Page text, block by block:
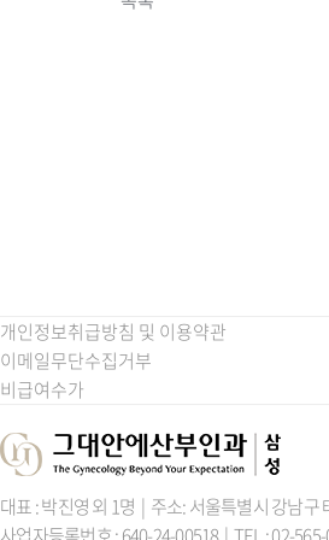
개인정보취급방침 및 이용약관
이메일무단수집거부
비급여수가
대표 : 박진영 외 1명 | 주소: 서울특별시 강남